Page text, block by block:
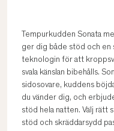
Tempurkudden Sonata
ger dig både stöd och en
teknologin för att
svala känslan bibehålls.
sidosovare, kuddens
du vänder dig, och
stöd hela natten. Välj rätt
stöd och skräddarsydd